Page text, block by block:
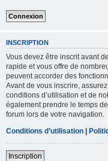
INSCRIPTION
Vous devez être inscrit avant
rapide et vous offre de
peuvent accorder des
Avant de vous inscrire,
conditions d’utilisation et de
également prendre le temps
forum lors de votre navigation.
Conditions d’utilisation |
Inscription